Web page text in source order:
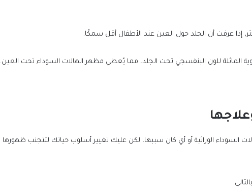
إذا عرفت أن الجلد حول العين عند الأطفال أقل سمكًا.
المائلة للون البنفسجي تحت الجلد، مما يُعطي مظهر الهالات السوداء تحت العين.
السوداء الوراثية أو أي كان سببها، لكن عليك تغيير أسلوب حياتك لتتجنب ظهورها